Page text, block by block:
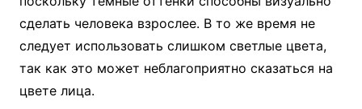
сделать человека взрослее. В то же время не
следует использовать слишком светлые цвета,
так как это может неблагоприятно сказаться на
цвете лица.